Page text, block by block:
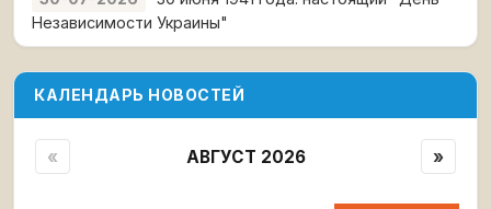
Независимости Украины"
КАЛЕНДАРЬ НОВОСТЕЙ
« АВГУСТ 2026 »